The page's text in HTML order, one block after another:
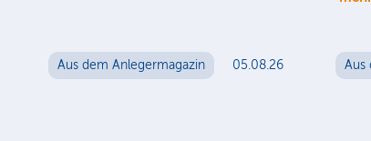
Aus dem Anlegermagazin 05.08.26 Aus